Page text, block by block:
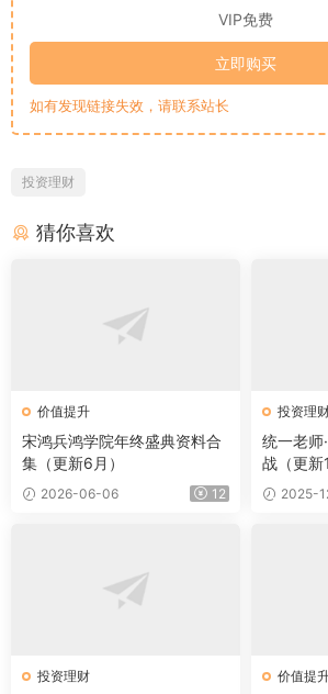
VIP免费
立即购买
如有发现链接失效，请联系站长
投资理财
猜你喜欢
价值提升
宋鸿兵鸿学院年终盛典资料合
集（更新6月）
2026-06-06 12
投资理
统一老师
战（更新
2025-
投资理财 价值提